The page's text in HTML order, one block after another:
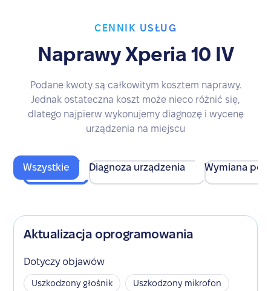
CENNIK USŁUG
Naprawy Xperia 10 IV
Podane kwoty są całkowitym kosztem naprawy.
Jednak ostateczna koszt może nieco różnić się,
dlatego najpierw wykonujemy diagnozę i wycenę
urządzenia na miejscu
Wszystkie Diagnoza urządzenia Wymiana
Aktualizacja oprogramowania
Dotyczy objawów
Uszkodzony głośnik
Uszkodzony mikrofon